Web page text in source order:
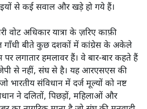
राहुल गाँधी के राष्ट्रीय स्वयंसेवक संघ के
दिल्ली में आयोजित एक कार्यक्रम में
को उन तमाम मुद्दों पर सफ़ाई देनी
हैं। उन्होंने अपनी हिंदू राष्ट्र की
और समानतावादी करार दिया पर ये भी
राज्य की अवधारणा से अलग है। उन्होंने
को धार्मिक आधार पर पराया नहीं